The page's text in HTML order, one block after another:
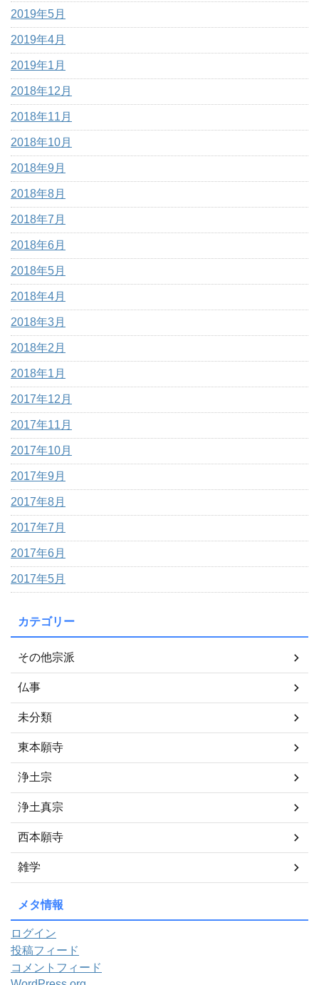
2019年5月
2019年4月
2019年1月
2018年12月
2018年11月
2018年10月
2018年9月
2018年8月
2018年7月
2018年6月
2018年5月
2018年4月
2018年3月
2018年2月
2018年1月
2017年12月
2017年11月
2017年10月
2017年9月
2017年8月
2017年7月
2017年6月
2017年5月
カテゴリー
その他宗派
仏事
未分類
東本願寺
浄土宗
浄土真宗
西本願寺
雑学
メタ情報
ログイン
投稿フィード
コメントフィード